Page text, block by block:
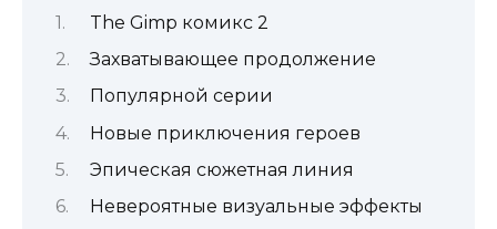
The Gimp комикс 2
Захватывающее продолжение
Популярной серии
Новые приключения героев
Эпическая сюжетная линия
Невероятные визуальные эффекты